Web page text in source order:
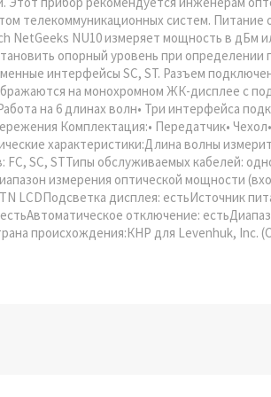
телекоммуникационных систем. Питание
NetGeeks NU10 измеряет мощность в дБм
опорный уровень при
интерфейсы SC, ST. Разъем
на монохромном ЖК-дисплее с
на 6 длинах волн• Три интерфейса
Комплектация:• Передатчик•
характеристики:Длина волны
FC, SC, STТипы обслуживаемых кабелей:
измерения оптической мощности
LCDПодсветка дисплея: естьИсточник
отключение:
происхождения:КНР для Levenhuk, Inc.